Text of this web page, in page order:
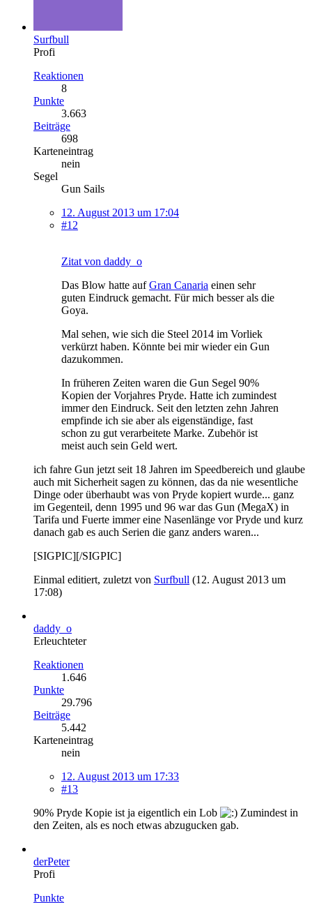
Surfbull
Profi
Reaktionen
8
Punkte
3.663
Beiträge
698
Karteneintrag
nein
Segel
Gun Sails
12. August 2013 um 17:04
#12
Zitat von daddy_o
Das Blow hatte aufGran Canaria einen sehr
guten Eindruck gemacht. Für mich besser als die
Goya.
Mal sehen, wie sich die Steel 2014 im Vorliek
verkürzt haben. Könnte bei mir wieder ein Gun
dazukommen.
In früheren Zeiten waren die Gun Segel 90%
Kopien der Vorjahres Pryde. Hatte ich zumindest
immer den Eindruck. Seit den letzten zehn Jahren
empfinde ich sie aber als eigenständige, fast
schon zu gut verarbeitete Marke. Zubehör ist
meist auch sein Geld wert.
ich fahre Gun jetzt seit 18 Jahren im Speedbereich und glaube
auch mit Sicherheit sagen zu können, das da nie wesentliche
Dinge oder überhaubt was von Pryde kopiert wurde... ganz
im Gegenteil, denn 1995 und 96 war das Gun (MegaX) in
Tarifa und Fuerte immer eine Nasenlänge vor Pryde und kurz
danach gab es auch Serien die ganz anders waren...
[SIGPIC][/SIGPIC]
Einmal editiert, zuletzt von Surfbull (12. August 2013 um
17:08)
daddy_o
Erleuchteter
Reaktionen
1.646
Punkte
29.796
Beiträge
5.442
Karteneintrag
nein
12. August 2013 um 17:33
#13
90% Pryde Kopie ist ja eigentlich ein Lob
Zumindest in
den Zeiten, als es noch etwas abzugucken gab.
derPeter
Profi
Punkte